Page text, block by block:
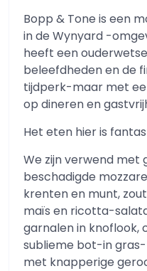
Bopp & Tone is een
in de Wynyard -
heeft een
beleefdheden en de
tijdperk-maar met
op dineren en
Het eten hier is
We zijn verwend met
beschadigde
krenten en munt,
maïs en ricotta-
garnalen in knoflook,
sublieme bot-in
met knapperige